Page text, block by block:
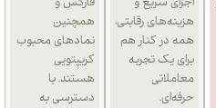
اجرای سریع و
هزینه‌های رقابتی،
همه در کنار هم
برای یک تجربه
معاملاتی
حرفه‌ای.
فارکس و
همچنین
نمادهای محبوب
کریپتویی
هستند. با
دسترسی به